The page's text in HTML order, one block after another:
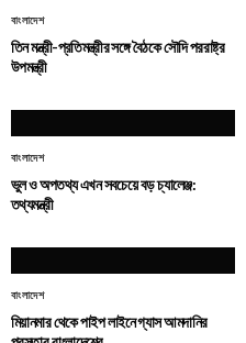
বাংলাদেশ
তিন মন্ত্রী-প্রতিমন্ত্রীর সঙ্গে বৈঠকে সৌদি পররাষ্ট্র
উপমন্ত্রী
বাংলাদেশ
ভুল ও অপতথ্য এখন সবচেয়ে বড় চ্যালেঞ্জ:
তথ্যমন্ত্রী
বাংলাদেশ
মিয়ানমার থেকে পাইপ লাইনে গ্যাস আমদানির